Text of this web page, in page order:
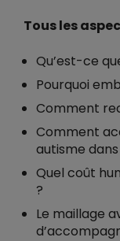
Tous les
Qu’est-ce
Pourquoi
Comment
Comment
autisme dans
Quel coût
?
Le maillage